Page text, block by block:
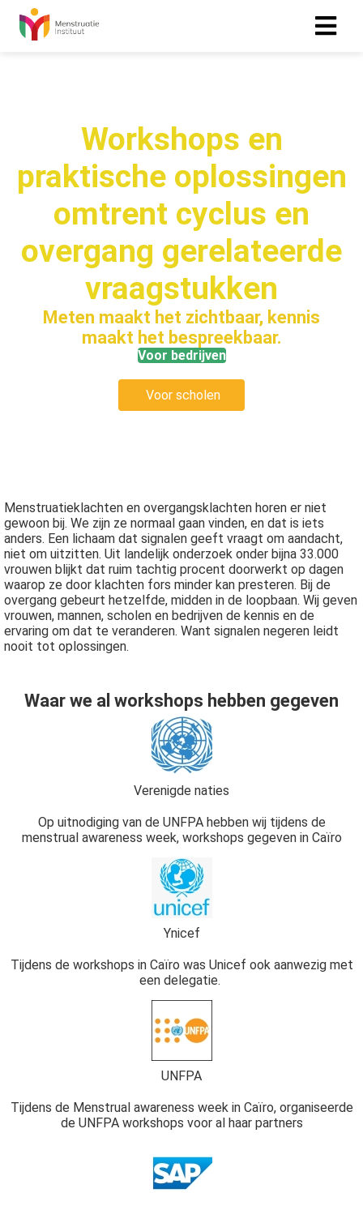
Workshops en
praktische oplossingen
omtrent cyclus en
overgang gerelateerde
vraagstukken
Meten maakt het zichtbaar, kennis
maakt het bespreekbaar.
Voor bedrijven
Voor scholen
Menstruatieklachten en overgangsklachten horen er niet
gewoon bij. We zijn ze normaal gaan vinden, en dat is iets
anders. Een lichaam dat signalen geeft vraagt om aandacht,
niet om uitzitten. Uit landelijk onderzoek onder bijna 33.000
vrouwen blijkt dat ruim tachtig procent doorwerkt op dagen
waarop ze door klachten fors minder kan presteren. Bij de
overgang gebeurt hetzelfde, midden in de loopbaan. Wij geven
vrouwen, mannen, scholen en bedrijven de kennis en de
ervaring om dat te veranderen. Want signalen negeren leidt
nooit tot oplossingen.
Waar we al workshops hebben gegeven
Verenigde naties
Op uitnodiging van de UNFPA hebben wij tijdens de
menstrual awareness week, workshops gegeven in Caïro
Ynicef
Tijdens de workshops in Caïro was Unicef ook aanwezig met
een delegatie.
UNFPA
Tijdens de Menstrual awareness week in Caïro, organiseerde
de UNFPA workshops voor al haar partners